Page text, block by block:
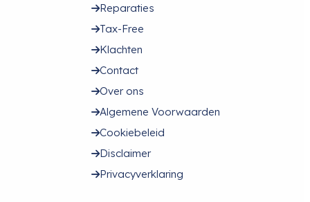
Reparaties
Tax-Free
Klachten
Contact
Over ons
Algemene Voorwaarden
Cookiebeleid
Disclaimer
Privacyverklaring